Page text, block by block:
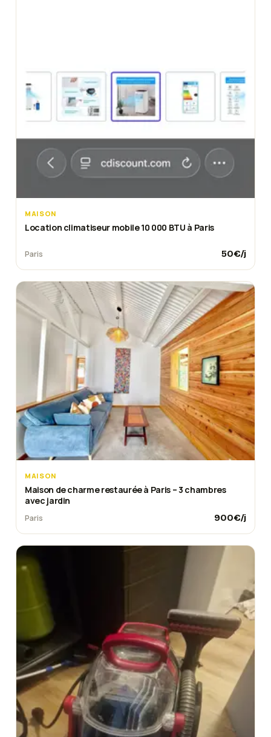
MAISON
Location climatiseur mobile 10 000 BTU à Paris
Paris 50€/j
MAISON
Maison de charme restaurée à Paris – 3 chambres
avec jardin
Paris 900€/j